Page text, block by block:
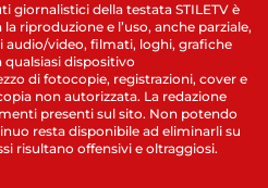
giornalistici della testata STILETV è
riproduzione e l’uso, anche parziale,
video, filmati, loghi, grafiche
dispositivo
di fotocopie, registrazioni, cover e
non autorizzata. La redazione
presenti sul sito. Non potendo
resta disponibile ad eliminarli su
risultano offensivi e oltraggiosi.